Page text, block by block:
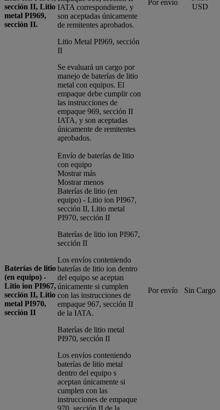
sección II, Litio
metal PI969,
sección II.
IATA correspondiente, y
son aceptadas únicamente
de remitentes aprobados.
Litio Metal PI969, sección
II
Se evaluará un cargo por
manejo de baterías de litio
metal con equipos. El
empaque debe cumplir con
las instrucciones de
empaque 969, sección II
IATA, y son aceptadas
únicamente de remitentes
aprobados.
Por envío
USD
Baterías de litio
(en equipo) -
Litio ion PI967,
sección II, Litio
metal PI970,
sección II
Envío de baterías de litio
con equipo
Mostrar más
Mostrar menos
Baterías de litio (en
equipo) - Litio ion PI967,
sección II, Litio metal
PI970, sección II
Baterías de litio ion PI967,
sección II
Los envíos conteniendo
baterías de litio ion dentro
del equipo se aceptan
únicamente si cumplen
con las instrucciones de
empaque 967, sección II
de la IATA.
Baterías de litio metal
PI970, sección II
Los envíos conteniendo
baterías de litio metal
dentro del equipo s
aceptan únicamente si
cumplen con las
instrucciones de empaque
Por envío Sin Cargo